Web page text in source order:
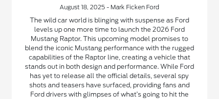
August 18, 2025 - Mark Ficken Ford
The wild car world is blinging with suspense as Ford
levels up one more time to launch the 2026 Ford
Mustang Raptor. This upcoming model promises to
blend the iconic Mustang performance with the rugged
capabilities of the Raptor line, creating a vehicle that
stands out in both design and performance. While Ford
has yet to release all the official details, several spy
shots and teasers have surfaced, providing fans and
Ford drivers with glimpses of what’s going to hit the